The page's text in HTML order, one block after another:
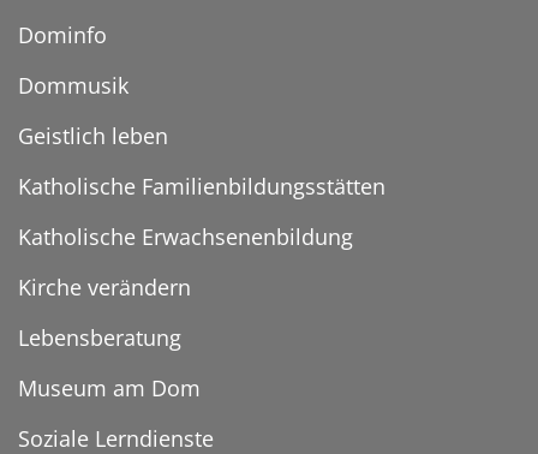
Dominfo
Dommusik
Geistlich leben
Katholische Familienbildungsstätten
Katholische Erwachsenenbildung
Kirche verändern
Lebensberatung
Museum am Dom
Soziale Lerndienste